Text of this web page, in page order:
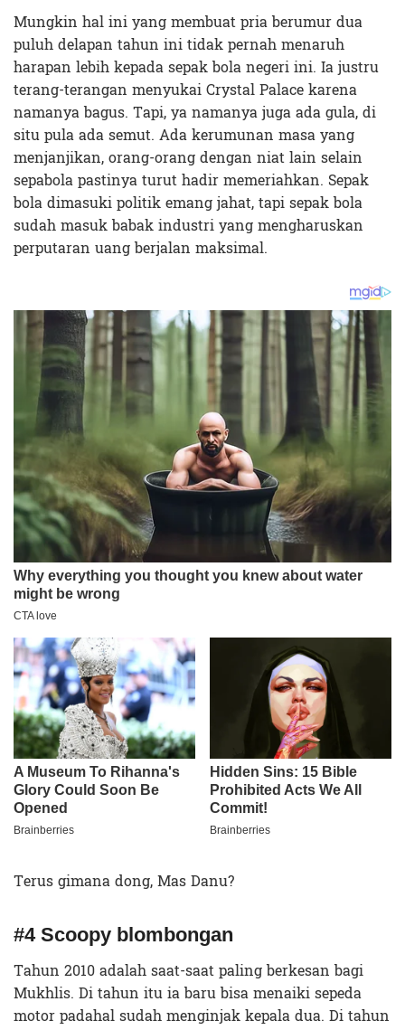
Mungkin hal ini yang membuat pria berumur dua
puluh delapan tahun ini tidak pernah menaruh
harapan lebih kepada sepak bola negeri ini. Ia justru
terang-terangan menyukai Crystal Palace karena
namanya bagus. Tapi, ya namanya juga ada gula, di
situ pula ada semut. Ada kerumunan masa yang
menjanjikan, orang-orang dengan niat lain selain
sepabola pastinya turut hadir memeriahkan. Sepak
bola dimasuki politik emang jahat, tapi sepak bola
sudah masuk babak industri yang mengharuskan
perputaran uang berjalan maksimal.
Terus gimana dong, Mas Danu?
#4 Scoopy blombongan
Tahun 2010 adalah saat-saat paling berkesan bagi
Mukhlis. Di tahun itu ia baru bisa menaiki sepeda
motor padahal sudah menginjak kepala dua. Di tahun